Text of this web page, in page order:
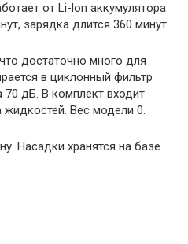
от Li-lon аккумулятора
зарядка длится 360 минут.
достаточно много для
в циклонный фильтр
дБ. В комплект входит
Вес модели 0.
Насадки хранятся на базе